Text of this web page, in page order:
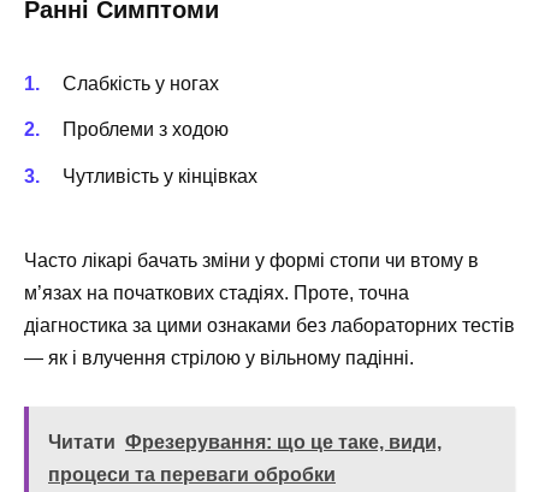
Ранні Симптоми
Слабкість у ногах
Проблеми з ходою
Чутливість у кінцівках
Часто лікарі бачать зміни у формі стопи чи втому в
м’язах на початкових стадіях. Проте, точна
діагностика за цими ознаками без лабораторних тестів
— як і влучення стрілою у вільному падінні.
Читати Фрезерування: що це таке, види,
процеси та переваги обробки